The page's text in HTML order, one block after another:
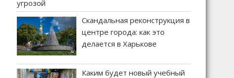
угрозой
Скандальная реконструкция в
центре города: как это
делается в Харькове
Каким будет новый учебный